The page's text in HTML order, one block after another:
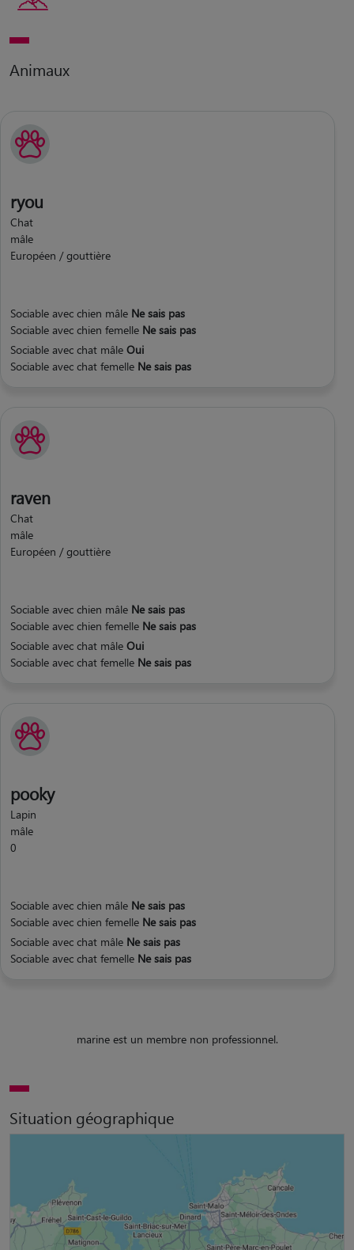
Animaux
ryou
Chat
mâle
Européen / gouttière
Sociable avec chien mâle Ne sais pas
Sociable avec chien femelle Ne sais pas
Sociable avec chat mâle Oui
Sociable avec chat femelle Ne sais pas
raven
Chat
mâle
Européen / gouttière
Sociable avec chien mâle Ne sais pas
Sociable avec chien femelle Ne sais pas
Sociable avec chat mâle Oui
Sociable avec chat femelle Ne sais pas
pooky
Lapin
mâle
0
Sociable avec chien mâle Ne sais pas
Sociable avec chien femelle Ne sais pas
Sociable avec chat mâle Ne sais pas
Sociable avec chat femelle Ne sais pas
marine est un membre non professionnel.
Situation géographique